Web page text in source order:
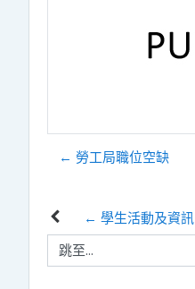
← 勞工局職位空缺
← 學生活動及資訊
跳至...